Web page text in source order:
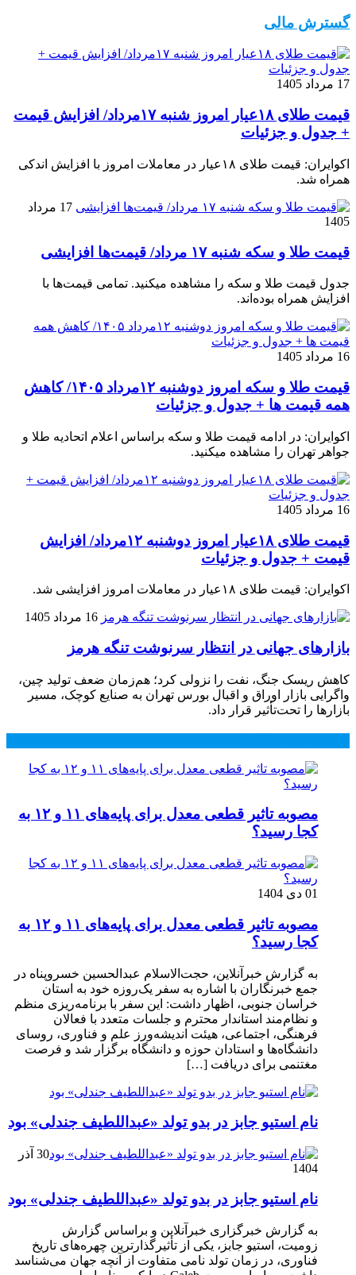
گسترش مالی
17 مرداد 1405
قیمت طلای ۱۸عیار امروز شنبه ۱۷مرداد/ افزایش قیمت
+ جدول و جزئیات
اکوایران: قیمت طلای ۱۸عیار در معاملات امروز با افزایش اندکی
همراه شد.
17 مرداد
1405
قیمت طلا و سکه شنبه ۱۷ مرداد/ قیمت‌ها افزایشی
جدول قیمت طلا و سکه را مشاهده میکنید. تمامی قیمت‌ها با
افزایش همراه بوده‌اند.
16 مرداد 1405
قیمت طلا و سکه امروز دوشنبه ۱۲مرداد ۱۴۰۵/ کاهش
همه قیمت ها + جدول و جزئیات
اکوایران: در ادامه قیمت طلا و سکه براساس اعلام اتحادیه طلا و
جواهر تهران را مشاهده میکنید.
16 مرداد 1405
قیمت طلای ۱۸عیار امروز دوشنبه ۱۲مرداد/ افزایش
قیمت + جدول و جزئیات
اکوایران: قیمت طلای ۱۸عیار در معاملات امروز افزایشی شد.
16 مرداد 1405
بازارهای جهانی در انتظار سرنوشت تنگه هرمز
کاهش ریسک جنگ، نفت را نزولی کرد؛ هم‌زمان ضعف تولید چین،
واگرایی بازار اوراق و اقبال بورس تهران به صنایع کوچک، مسیر
بازارها را تحت‌تأثیر قرار داد.
مصوبه تاثیر قطعی معدل برای پایه‌های ۱۱ و ۱۲ به
کجا رسید؟
01 دی 1404
مصوبه تاثیر قطعی معدل برای پایه‌های ۱۱ و ۱۲ به
کجا رسید؟
به گزارش خبرآنلاین، حجت‌الاسلام عبدالحسین خسروپناه در
جمع خبرنگاران با اشاره به سفر یک‌روزه خود به استان
خراسان جنوبی، اظهار داشت: این سفر با برنامه‌ریزی منظم
و نظام‌مند استاندار محترم و جلسات متعدد با فعالان
فرهنگی، اجتماعی، هیئت اندیشه‌ورز علم و فناوری، روسای
دانشگاه‌ها و استادان حوزه و دانشگاه برگزار شد و فرصت
مغتنمی برای دریافت […]
نام استیو جابز در بدو تولد «عبداللطیف جندلی» بود
30 آذر
1404
نام استیو جابز در بدو تولد «عبداللطیف جندلی» بود
به گزارش خبرگزاری خبرآنلاین و براساس گزارش
زومیت، استیو جابز، یکی از تأثیرگذارترین چهره‌های تاریخ
فناوری، در زمان تولد نامی متفاوت از آنچه جهان می‌شناسد